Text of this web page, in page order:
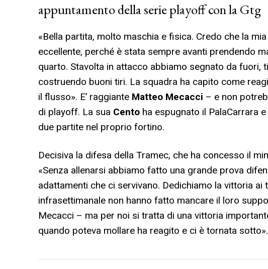
appuntamento della serie playoff con la Gtg
«Bella partita, molto maschia e fisica. Credo che la
eccellente, perché è stata sempre avanti prendendo
quarto. Stavolta in attacco abbiamo segnato da fuori,
costruendo buoni tiri. La squadra ha capito come
il flusso». E’ raggiante Matteo Mecacci – e non
di playoff. La sua Cento ha espugnato il PalaCarrara
due partite nel proprio fortino.
Decisiva la difesa della Tramec, che ha concesso il
«Senza allenarsi abbiamo fatto una grande prova
adattamenti che ci servivano. Dedichiamo la vittoria ai
infrasettimanale non hanno fatto mancare il loro
Mecacci – ma per noi si tratta di una vittoria
quando poteva mollare ha reagito e ci è tornata sotto».